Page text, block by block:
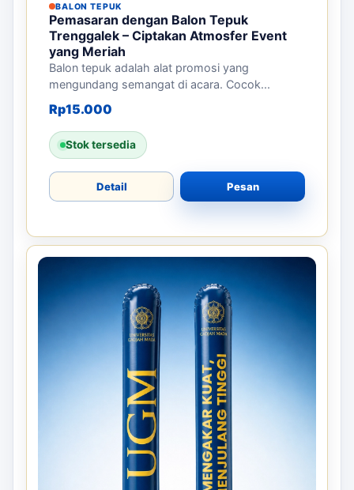
BALON TEPUK
Pemasaran dengan Balon Tepuk
Trenggalek – Ciptakan Atmosfer Event
yang Meriah
Balon tepuk adalah alat promosi yang
mengundang semangat di acara. Cocok...
Rp15.000
Stok tersedia
Detail Pesan